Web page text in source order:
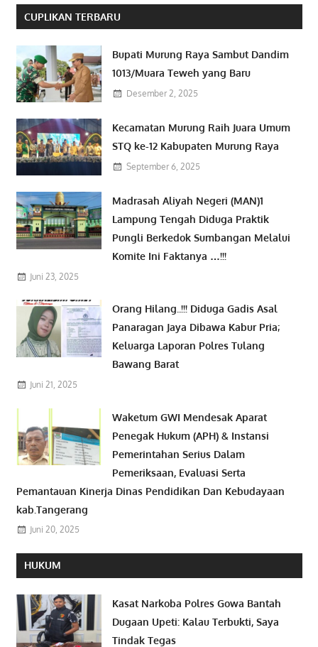
CUPLIKAN TERBARU
Bupati Murung Raya Sambut Dandim
1013/Muara Teweh yang Baru
Desember 2, 2025
Kecamatan Murung Raih Juara Umum
STQ ke-12 Kabupaten Murung Raya
September 6, 2025
Madrasah Aliyah Negeri (MAN)1
Lampung Tengah Diduga Praktik
Pungli Berkedok Sumbangan Melalui
Komite Ini Faktanya …!!!
Juni 23, 2025
Orang Hilang..!!! Diduga Gadis Asal
Panaragan Jaya Dibawa Kabur Pria;
Keluarga Laporan Polres Tulang
Bawang Barat
Juni 21, 2025
Waketum GWI Mendesak Aparat
Penegak Hukum (APH) & Instansi
Pemerintahan Serius Dalam
Pemeriksaan, Evaluasi Serta
Pemantauan Kinerja Dinas Pendidikan Dan Kebudayaan
kab.Tangerang
Juni 20, 2025
HUKUM
Kasat Narkoba Polres Gowa Bantah
Dugaan Upeti: Kalau Terbukti, Saya
Tindak Tegas